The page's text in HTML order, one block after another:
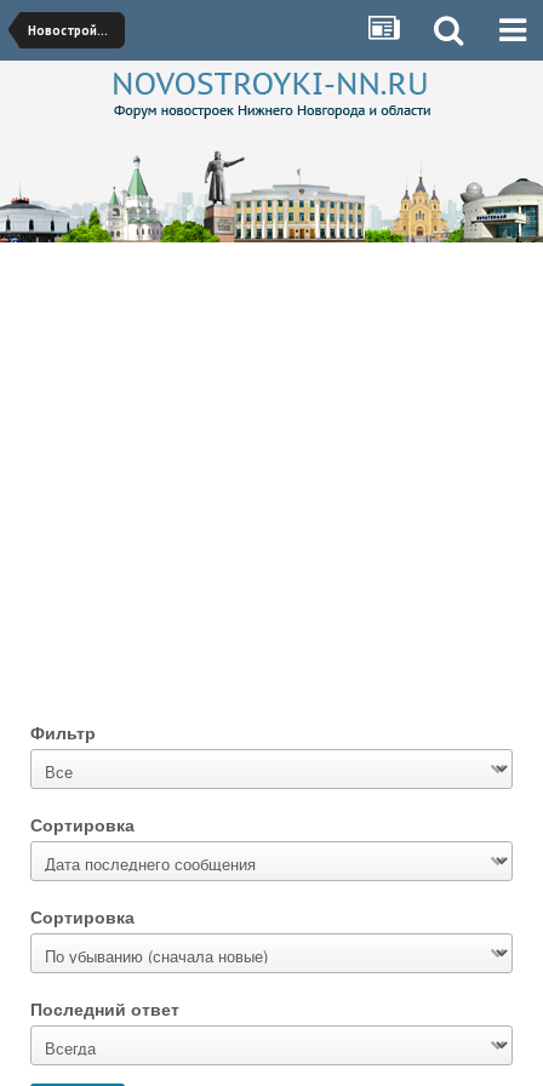
Новостройки Канавинского района
Фильтр
Сортировка
Сортировка
Последний ответ